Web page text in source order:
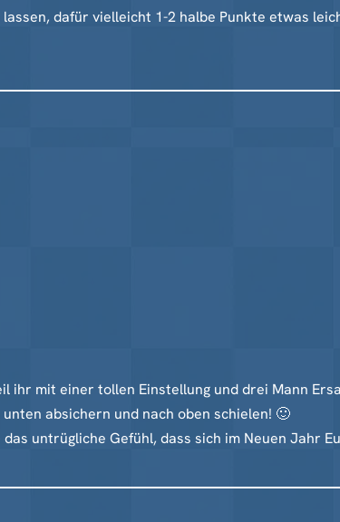
dafür vielleicht 1-2 halbe Punkte etwas
ihr mit einer tollen Einstellung und drei Mann
absichern und nach oben schielen! 🙂
untrügliche Gefühl, dass sich im Neuen Jahr